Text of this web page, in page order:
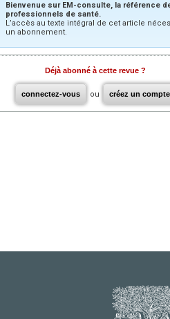
Bienvenue sur EM-consulte, la référence
professionnels de santé.
L’accès au texte intégral de cet article
un abonnement.
Déjà abonné à cette revue ?
connectez-vous ou créez un compte